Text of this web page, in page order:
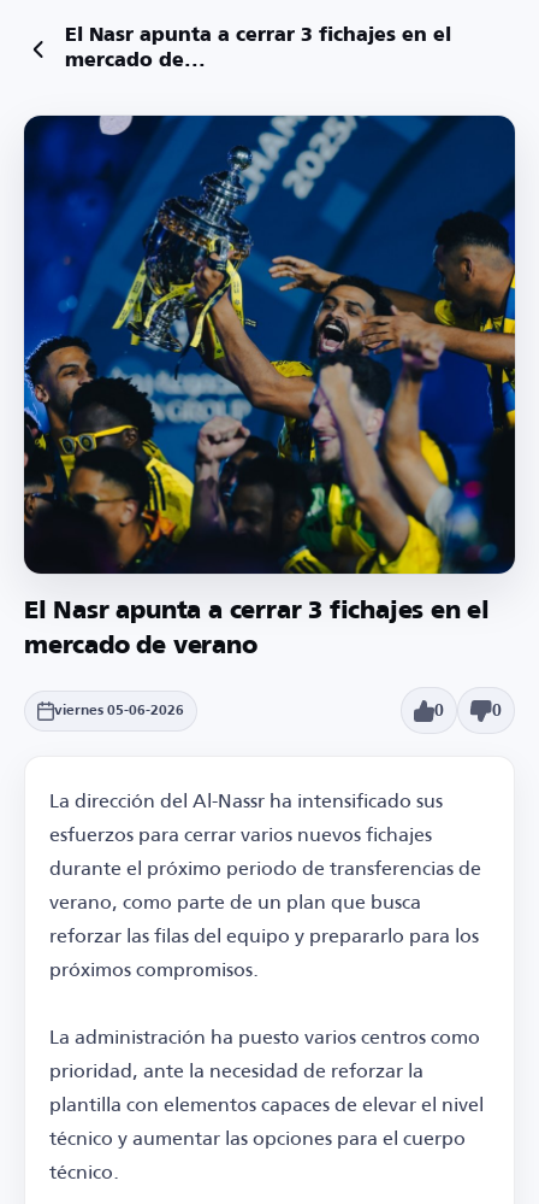
El Nasr apunta a cerrar 3 fichajes en el
mercado de...
El Nasr apunta a cerrar 3 fichajes en el
mercado de verano
viernes 05-06-2026 0 0
La dirección del Al-Nassr ha intensificado sus
esfuerzos para cerrar varios nuevos fichajes
durante el próximo periodo de transferencias de
verano, como parte de un plan que busca
reforzar las filas del equipo y prepararlo para los
próximos compromisos.
La administración ha puesto varios centros como
prioridad, ante la necesidad de reforzar la
plantilla con elementos capaces de elevar el nivel
técnico y aumentar las opciones para el cuerpo
técnico.